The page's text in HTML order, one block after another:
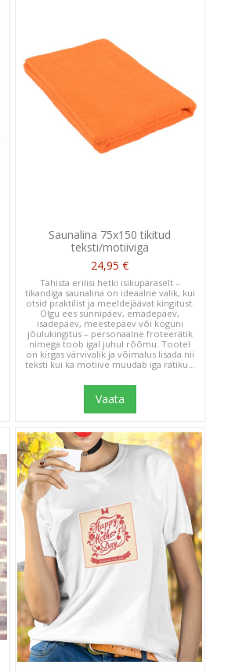
Saunalina 75x150 tikitud
teksti/motiiviga
24,95 €
Tähista erilisi hetki isikupäraselt –
tikandiga saunalina on ideaalne valik, kui
otsid praktilist ja meeldejäävat kingitust.
Olgu ees sünnipäev, emadepäev,
isadepäev, meestepäev või koguni
jõulukingitus – personaalne froteerätik
nimega toob igal juhul rõõmu. Tootel
on kirgas värvivalik ja võimalus lisada nii
teksti kui ka motiive muudab iga rätiku...
Vaata